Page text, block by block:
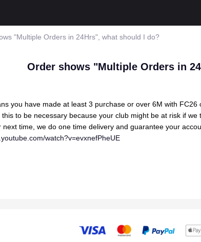
"Multiple Orders in 24Hrs", what should I do?
Order shows "Multiple Orders in
you have made at least 3 purchase or over 6M with
to be necessary because your club might be at risk if we
time, we do one time delivery and guarantee your
watch?v=evxnefPheUE